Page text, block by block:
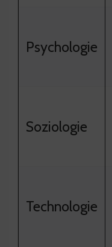
Psychologie
Soziologie
Technologie